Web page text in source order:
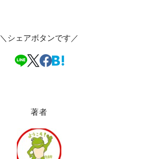
＼シェアボタンです／
著者